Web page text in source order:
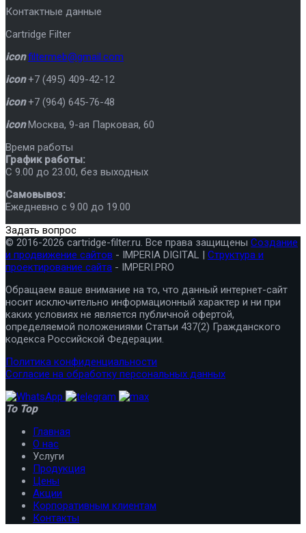
Контактные данные
Cartridge Filter
icon filtermeb@gmail.com
icon +7 (495) 409-42-12
icon +7 (964) 645-76-48
icon Москва, 9-ая Парковая, 60
Время работы
График работы:
C 9.00 до 23.00, без выходных
Самовывоз:
Ежедневно с 9.00 до 19.00
Задать вопрос
© 2016-2026 cartridge-filter.ru. Все права защищены Создание
и продвижение сайтов - IMPERIA DIGITAL | Структура и
проектирование сайта - IMPERI.PRO
Обращаем ваше внимание на то, что данный интернет-сайт
носит исключительно информационный характер и ни при
каких условиях не является публичной офертой,
определяемой положениями Статьи 437(2) Гражданского
кодекса Российской Федерации.
Политика конфиденциальности
Согласие на обработку персональных данных
To Top
Главная
О нас
Услуги
Продукция
Цены
Акции
Корпоративным клиентам
Контакты